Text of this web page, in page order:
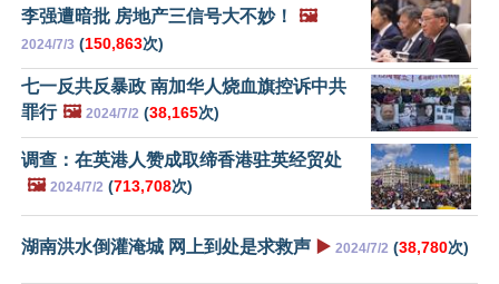
李强遭暗批 房地产三信号大不妙！ 🖼️
2024/7/3 (150,863次)
七一反共反暴政 南加华人烧血旗控诉中共
罪行 🖼️ 2024/7/2 (38,165次)
调查：在英港人赞成取缔香港驻英经贸处
🖼️ 2024/7/2 (713,708次)
湖南洪水倒灌淹城 网上到处是求救声 ▶️ 2024/7/2 (38,780次)